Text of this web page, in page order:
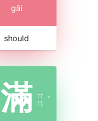
gāi
should
滿 ㄇ
ㄢ ˇ